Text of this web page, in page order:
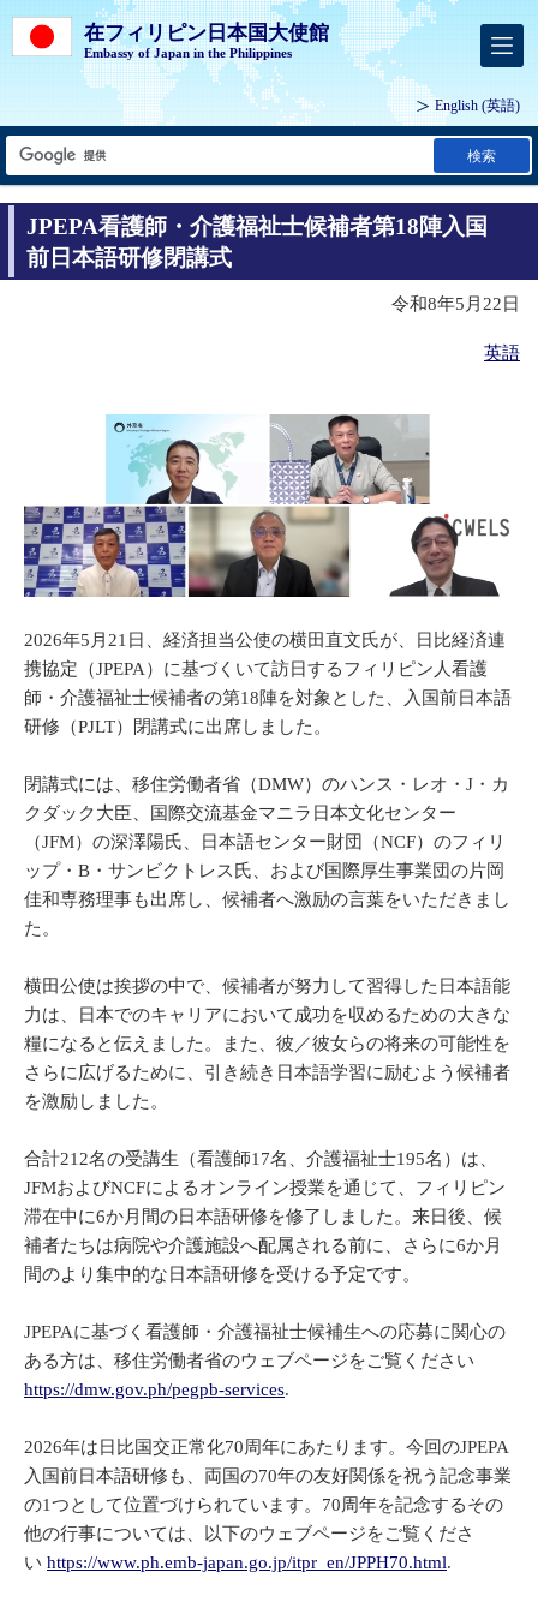
在フィリピン日本国大使館
Embassy of Japan in the Philippines
English (英語)
検索
JPEPA看護師・介護福祉士候補者第18陣入国
前日本語研修閉講式
令和8年5月22日
英語
2026年5月21日、経済担当公使の横田直文氏が、日比経済連
携協定（JPEPA）に基づくいて訪日するフィリピン人看護
師・介護福祉士候補者の第18陣を対象とした、入国前日本語
研修（PJLT）閉講式に出席しました。
閉講式には、移住労働者省（DMW）のハンス・レオ・J・カ
クダック大臣、国際交流基金マニラ日本文化センター
（JFM）の深澤陽氏、日本語センター財団（NCF）のフィリ
ップ・B・サンビクトレス氏、および国際厚生事業団の片岡
佳和専務理事も出席し、候補者へ激励の言葉をいただきまし
た。
横田公使は挨拶の中で、候補者が努力して習得した日本語能
力は、日本でのキャリアにおいて成功を収めるための大きな
糧になると伝えました。また、彼／彼女らの将来の可能性を
さらに広げるために、引き続き日本語学習に励むよう候補者
を激励しました。
合計212名の受講生（看護師17名、介護福祉士195名）は、
JFMおよびNCFによるオンライン授業を通じて、フィリピン
滞在中に6か月間の日本語研修を修了しました。来日後、候
補者たちは病院や介護施設へ配属される前に、さらに6か月
間のより集中的な日本語研修を受ける予定です。
JPEPAに基づく看護師・介護福祉士候補生への応募に関心の
ある方は、移住労働者省のウェブページをご覧ください
https://dmw.gov.ph/pegpb-services.
2026年は日比国交正常化70周年にあたります。今回のJPEPA
入国前日本語研修も、両国の70年の友好関係を祝う記念事業
の1つとして位置づけられています。70周年を記念するその
他の行事については、以下のウェブページをご覧くださ
い https://www.ph.emb-japan.go.jp/itpr_en/JPPH70.html.